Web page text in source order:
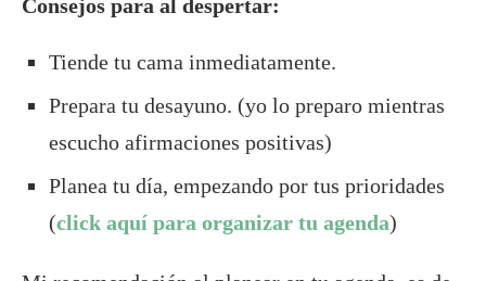
Consejos para al despertar:
Tiende tu cama inmediatamente.
Prepara tu desayuno. (yo lo preparo mientras
escucho afirmaciones positivas)
Planea tu día, empezando por tus prioridades
(click aquí para organizar tu agenda)